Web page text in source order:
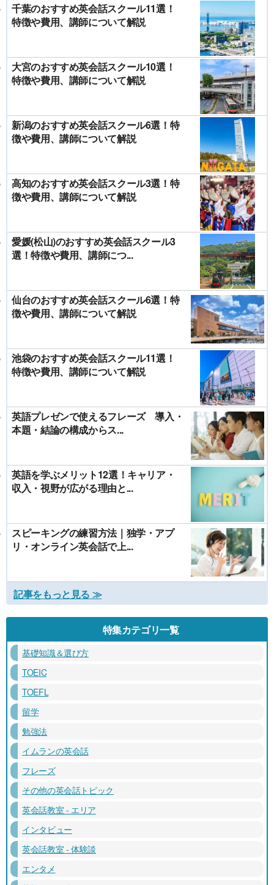
千葉のおすすめ英会話スクール11選！
特徴や費用、講師について解説
大宮のおすすめ英会話スクール10選！
特徴や費用、講師について解説
新潟のおすすめ英会話スクール6選！特
徴や費用、講師について解説
高知のおすすめ英会話スクール3選！特
徴や費用、講師について解説
愛媛(松山)のおすすめ英会話スクール3
選！特徴や費用、講師につ...
仙台のおすすめ英会話スクール6選！特
徴や費用、講師について解説
池袋のおすすめ英会話スクール11選！
特徴や費用、講師について解説
英語プレゼンで使えるフレーズ 導入・
本題・結論の構成からス...
英語を学ぶメリット12選！キャリア・
収入・視野が広がる理由と...
スピーキングの練習方法｜独学・アプ
リ・オンライン英会話で上...
記事をもっと見る ≫
特集カテゴリ一覧
基礎知識＆選び方
TOEIC
TOEFL
留学
勉強法
イムランの英会話
フレーズ
その他の英会話トピック
英会話教室 - エリア
インタビュー
英会話教室 - 体験談
エンタメ